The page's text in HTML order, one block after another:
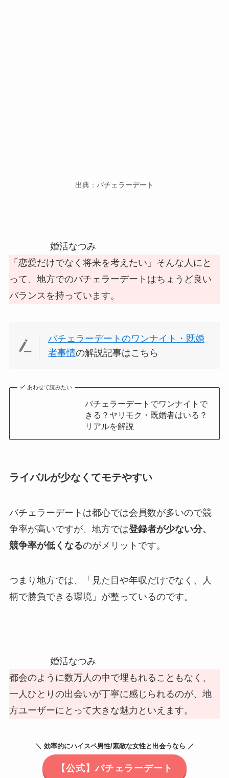
出典：バチェラーデート
婚活なつみ
「恋愛だけでなく将来を考えたい」そんな人にと
って、地方でのバチェラーデートはちょうど良い
バランスを持っています。
バチェラーデートのワンナイト・既婚
者事情の解説記事はこちら
あわせて読みたい
バチェラーデートでワンナイトで
きる？ヤリモク・既婚者はいる？
リアルを解説
ライバルが少なくてモテやすい
バチェラーデートは都心では会員数が多いので競
争率が高いですが、地方では登録者が少ない分、
競争率が低くなるのがメリットです。
つまり地方では、「見た目や年収だけでなく、人
柄で勝負できる環境」が整っているのです。
婚活なつみ
都会のように数万人の中で埋もれることもなく、
一人ひとりの出会いが丁寧に感じられるのが、地
方ユーザーにとって大きな魅力といえます。
＼ 効率的にハイスペ男性/素敵な女性と出会うなら ／
【公式】バチェラーデート